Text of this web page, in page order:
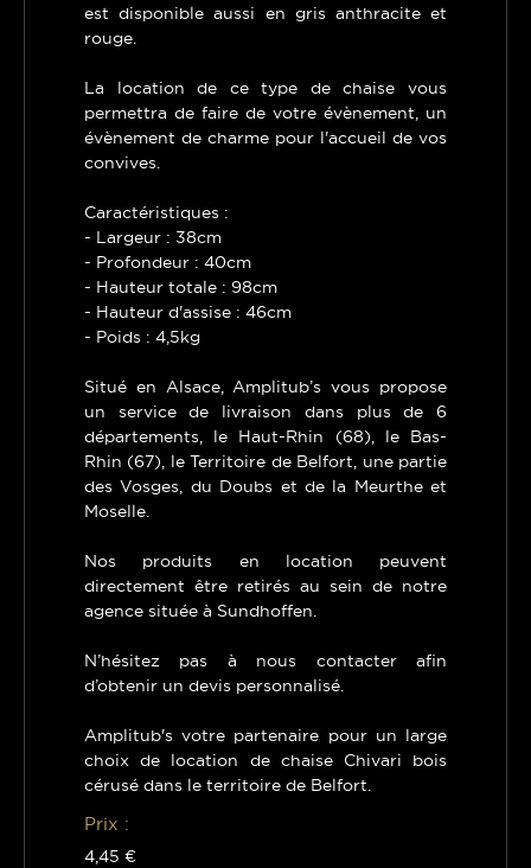
est disponible aussi en gris anthracite et
rouge.
La location de ce type de chaise vous
permettra de faire de votre évènement, un
évènement de charme pour l'accueil de vos
convives.
Caractéristiques :
- Largeur : 38cm
- Profondeur : 40cm
- Hauteur totale : 98cm
- Hauteur d'assise : 46cm
- Poids : 4,5kg
Situé en Alsace, Amplitub’s vous propose
un service de livraison dans plus de 6
départements, le Haut-Rhin (68), le Bas-
Rhin (67), le Territoire de Belfort, une partie
des Vosges, du Doubs et de la Meurthe et
Moselle.
Nos produits en location peuvent
directement être retirés au sein de notre
agence située à Sundhoffen.
N’hésitez pas à nous contacter afin
d’obtenir un devis personnalisé.
Amplitub's votre partenaire pour un large
choix de location de chaise Chivari bois
cérusé dans le territoire de Belfort.
Prix :
4,45 €